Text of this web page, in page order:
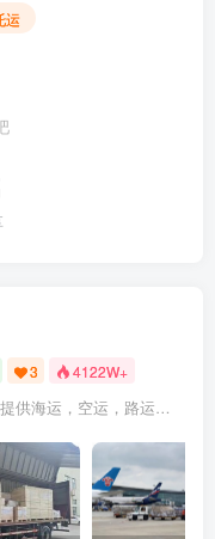
运
3 4122W+
微信1139976508，可为您提供海运，空运，路运，铁路运输